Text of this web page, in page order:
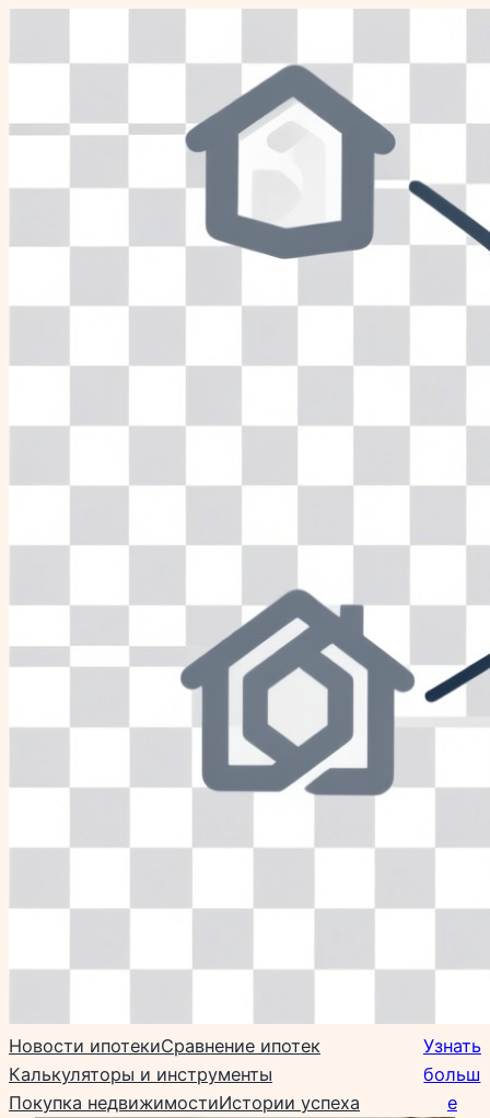
Новости ипотекиСравнение ипотек
Калькуляторы и инструменты
Покупка недвижимостиИстории успеха
Узнать
больш
е